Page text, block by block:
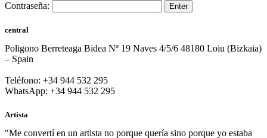
Contraseña:
central
Poligono Berreteaga Bidea Nº 19 Naves 4/5/6 48180 Loiu (Bizkaia)
– Spain
Teléfono: +34 944 532 295
WhatsApp: +34 944 532 295
Artista
"Me convertí en un artista no porque quería sino porque yo estaba